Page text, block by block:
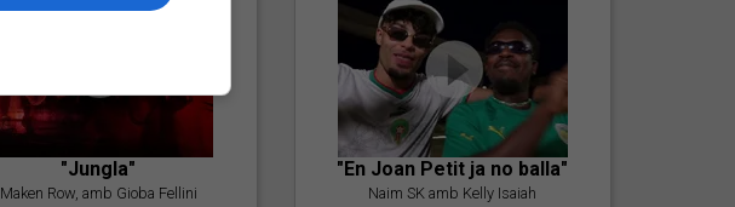
"Jungla"
Maken Row, amb Gioba Fellini
"En Joan Petit ja no balla"
Naim SK amb Kelly Isaiah